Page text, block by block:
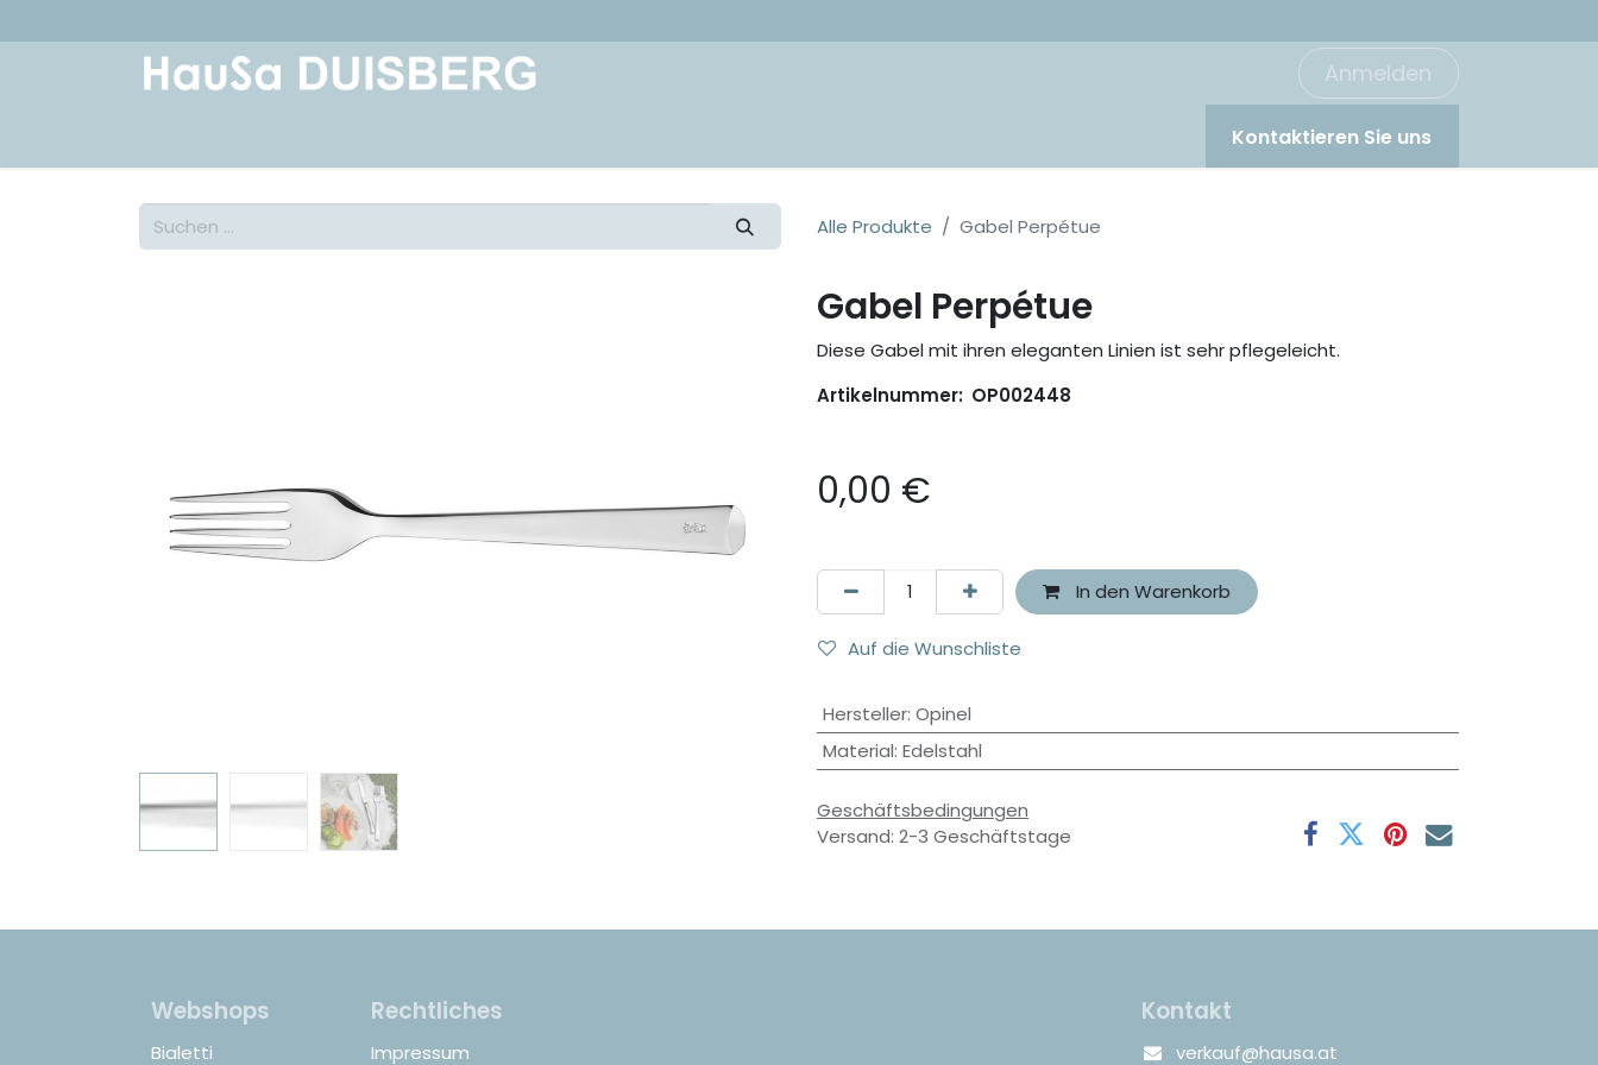
Anmelden
Kontaktieren Sie uns
Alle Produkte Gabel Perpétue
Gabel Perpétue
Diese Gabel mit ihren eleganten Linien ist sehr pflegeleicht.
Artikelnummer: OP002448
0,00 €
In den Warenkorb
Auf die Wunschliste
Hersteller: Opinel
Material: Edelstahl
Geschäftsbedingungen
Versand: 2-3 Geschäftstage
Webshops
Bialetti
Rechtliches
Impressum
Kontakt
verkauf@hausa.at